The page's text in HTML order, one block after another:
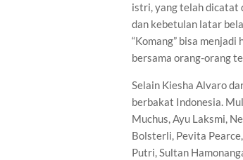
istri, yang telah dicatat
dan kebetulan latar
“Komang” bisa
bersama orang-orang
Selain Kiesha Alvaro
berbakat Indonesia.
Muchus, Ayu Laksmi,
Bolsterli, Pevita
Putri, Sultan